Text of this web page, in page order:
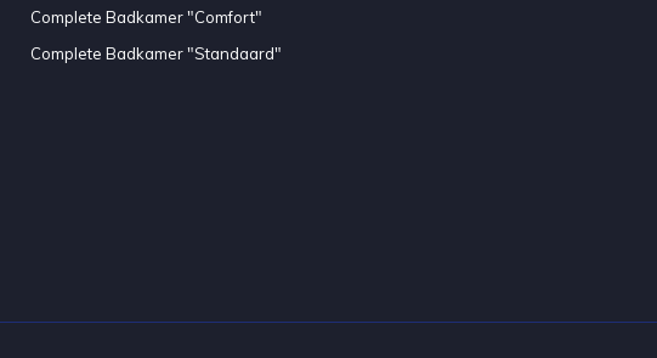
Complete Badkamer "Comfort"
Complete Badkamer "Standaard"